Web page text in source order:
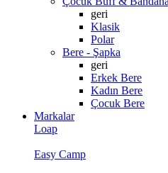
geri
Klasik
Polar
Bere - Şapka
geri
Erkek Bere
Kadın Bere
Çocuk Bere
Markalar
Loap
Easy Camp